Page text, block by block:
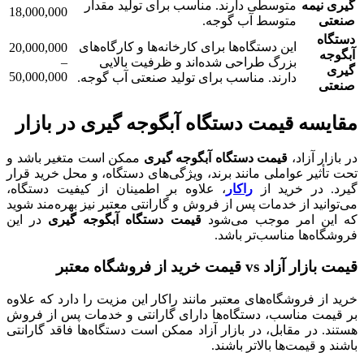
گیری نیمه
صنعتی
متوسطی دارند. مناسب برای تولید مقدار
متوسط آب گوجه.
18,000,000
دستگاه
آبگوجه
گیری
صنعتی
این دستگاه‌ها برای کارخانه‌ها و کارگاه‌های
بزرگ طراحی شده‌اند و ظرفیت بالایی
دارند. مناسب برای تولید صنعتی آب گوجه.
20,000,000
–
50,000,000
مقایسه قیمت دستگاه آبگوجه گیری در بازار
در بازار آزاد، قیمت دستگاه آبگوجه گیری ممکن است متغیر باشد و
تحت تأثیر عواملی مانند برند، ویژگی‌های دستگاه، و محل خرید قرار
گیرد. در خرید از راکار ، علاوه بر اطمینان از کیفیت دستگاه،
می‌توانید از خدمات پس از فروش و گارانتی معتبر نیز بهره‌مند شوید
که این امر موجب می‌شودقیمت دستگاه آبگوجه گیری در این
فروشگاه‌ها مناسب‌تر باشد.
قیمت بازار آزاد vs قیمت خرید از فروشگاه معتبر
خرید از فروشگاه‌های معتبر مانند راکار این مزیت را دارد که علاوه
بر قیمت مناسب، دستگاه‌ها دارای گارانتی و خدمات پس از فروش
هستند. در مقابل، در بازار آزاد ممکن است دستگاه‌ها فاقد گارانتی
باشند و قیمت‌ها بالاتر باشند.